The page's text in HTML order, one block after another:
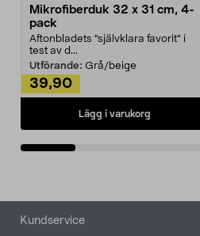
Mikrofiberduk 32 x 31 cm, 4-
pack
Aftonbladets "självklara favorit” i
test av d...
Utförande: Grå/beige
39,90
Lägg i varukorg
Sidfot
Kundservice